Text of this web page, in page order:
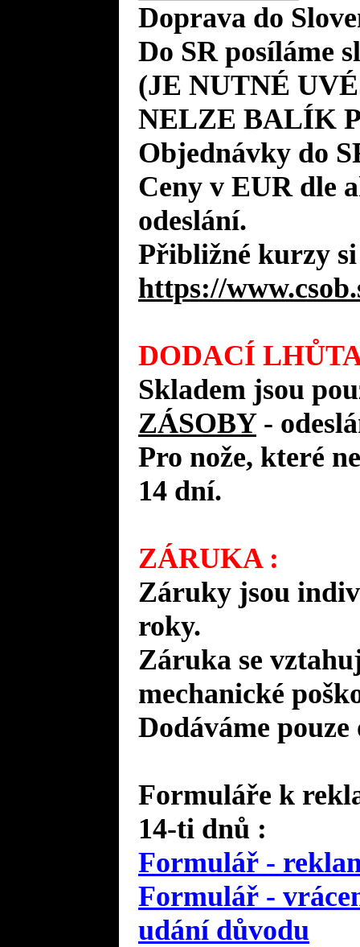
Doprava do
Do SR posíláme
(JE NUTNÉ
NELZE BALÍK
Objednávky do
Ceny v EUR dle
odeslání.
Přibližné kurzy si
https://
DODACÍ
Skladem jsou
ZÁSOBY -
Pro nože, které
14 dní.
ZÁRUKA :
Záruky jsou
roky.
Záruka se
mechanické
Dodáváme
Formuláře k
14-ti dnů :
Formulář -
Formulář -
udání důvodu